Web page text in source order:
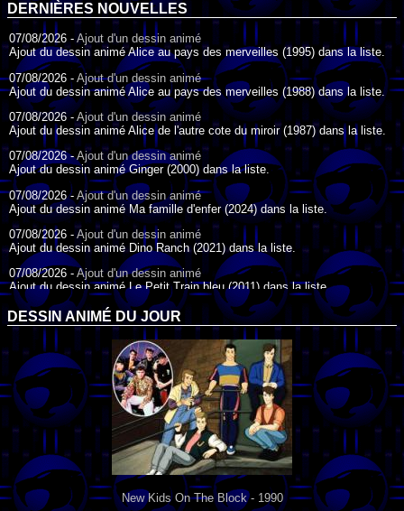
DERNIÈRES NOUVELLES
07/08/2026 - Ajout d'un dessin animé
Ajout du dessin animé Alice au pays des merveilles (1995) dans la liste.
07/08/2026 - Ajout d'un dessin animé
Ajout du dessin animé Alice au pays des merveilles (1988) dans la liste.
07/08/2026 - Ajout d'un dessin animé
Ajout du dessin animé Alice de l'autre cote du miroir (1987) dans la liste.
07/08/2026 -Ajout d'un dessin animé
Ajout du dessin animé Ginger (2000) dans la liste.
07/08/2026 - Ajout d'un dessin animé
Ajout du dessin animé Ma famille d'enfer (2024) dans la liste.
07/08/2026 - Ajout d'un dessin animé
Ajout du dessin animé Dino Ranch (2021) dans la liste.
07/08/2026 - Ajout d'un dessin animé
Ajout du dessin animé Le Petit Train bleu (2011) dans la liste.
07/08/2026 -Ajout d'un dessin animé
Ajout du dessin animé Agent Spécial Oso (2009) dans la liste.
17/07/2026 -Ajout d'un dessin animé
Ajout du dessin animé Peter Pan (1988) dans la liste.
17/07/2026 -
Ajout d'un dessin animé
Ajout du dessin animé Le Bossu de Notre-Dame (1996) dans la liste.
DESSIN ANIMÉ DU JOUR
New Kids On The Block - 1990